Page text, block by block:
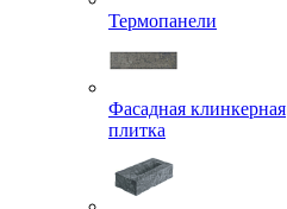
Термопанели
Фасадная клинкерная
плитка